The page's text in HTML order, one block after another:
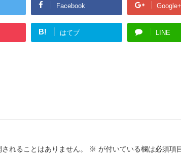
Facebook Google+
B! はてブ LINE
れることはありません。 ※ が付いている欄は必須項